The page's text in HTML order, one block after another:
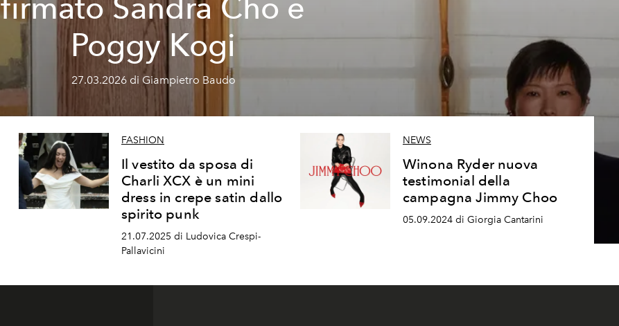
firmato Sandra Cho e
Poggy Kogi
27.03.2026 di Giampietro Baudo
FASHION
Il vestito da sposa di
Charli XCX è un mini
dress in crepe satin dallo
spirito punk
21.07.2025 di Ludovica Crespi-
Pallavicini
NEWS
Winona Ryder nuova
testimonial della
campagna Jimmy Choo
05.09.2024 di Giorgia Cantarini